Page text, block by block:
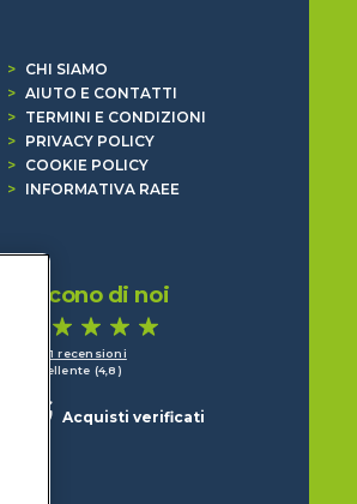
>
CHI SIAMO
> AIUTO E CONTATTI
>
TERMINI E CONDIZIONI
>
PRIVACY POLICY
>
COOKIE POLICY
>
INFORMATIVA RAEE
Dicono di noi
1.641 recensioni
Eccellente (4,8)
Acquisti verificati